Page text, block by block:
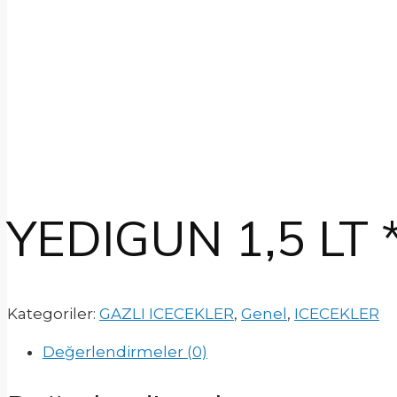
YEDIGUN 1,5 LT
Kategoriler: GAZLI ICECEKLER, Genel, ICECEKLER
Değerlendirmeler (0)